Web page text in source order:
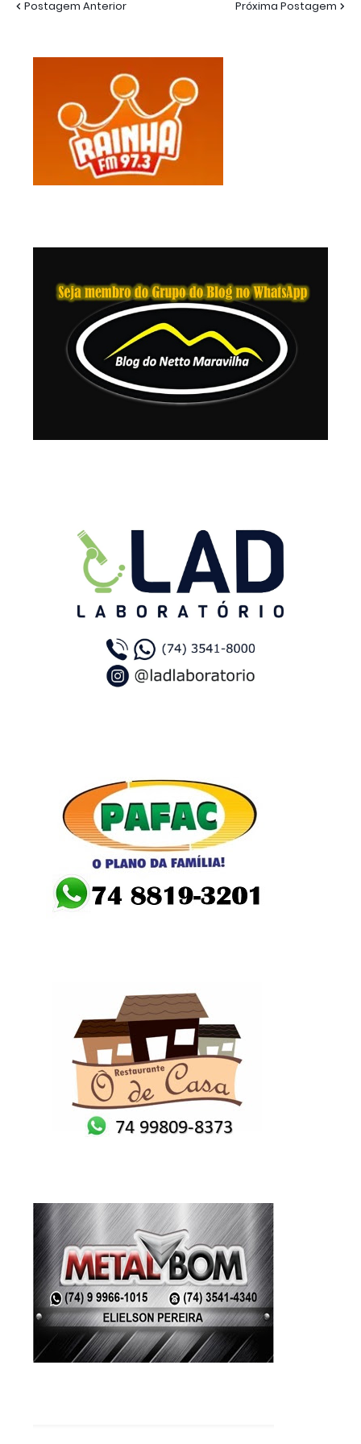
Postagem Anterior Próxima Postagem